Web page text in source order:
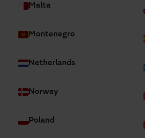
Malta
Montenegro
Netherlands
Norway
Poland